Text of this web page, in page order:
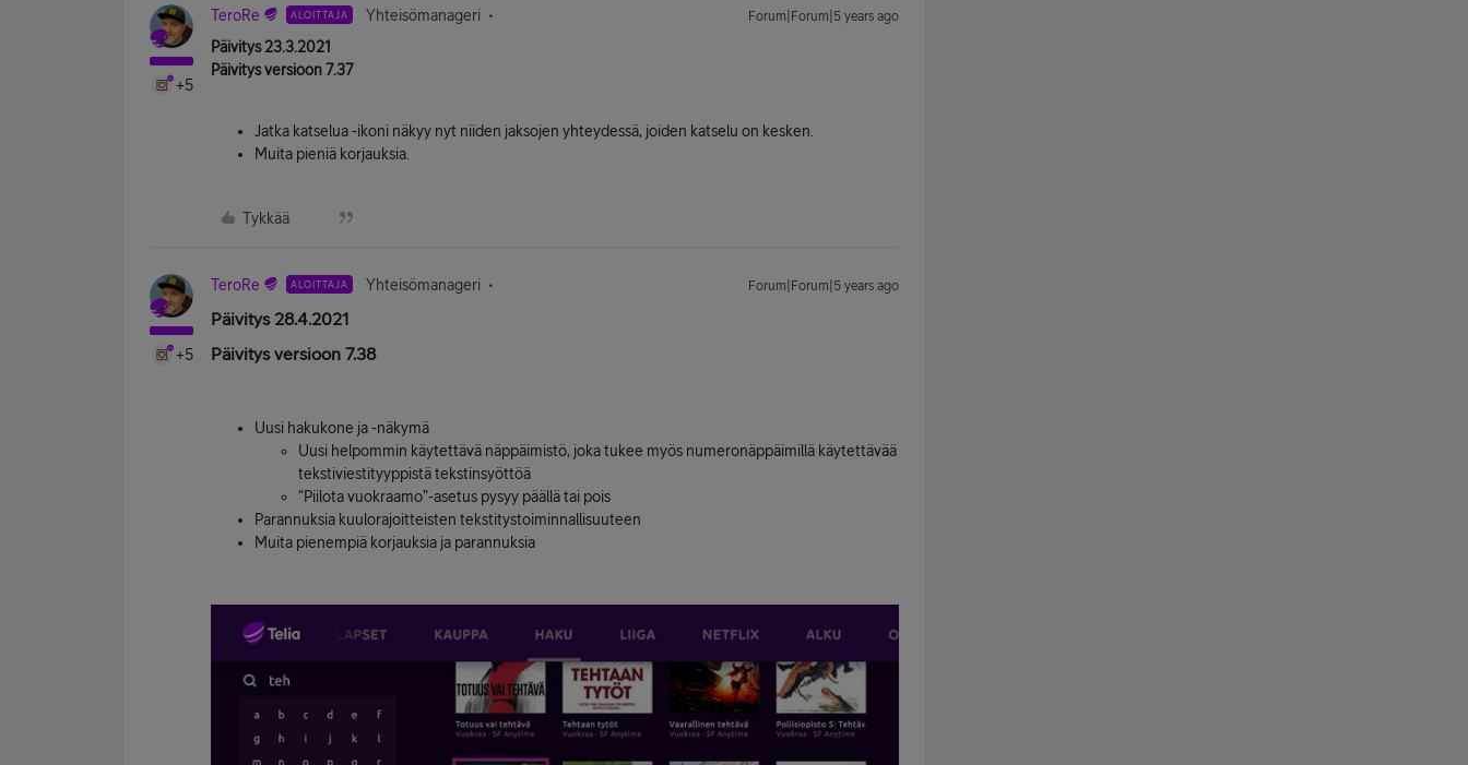
+5
TeroRe ALOITTAJA Yhteisömanageri Forum|Forum|5 years ago
Päivitys 23.3.2021
Päivitys versioon 7.37
Jatka katselua -ikoni näkyy nyt niiden jaksojen yhteydessä, joiden katselu on kesken.
Muita pieniä korjauksia.
Tykkää
+5
TeroRe ALOITTAJA Yhteisömanageri Forum|Forum|5 years ago
Päivitys 28.4.2021
Päivitys versioon 7.38
Uusi hakukone ja -näkymä
Uusi helpommin käytettävä näppäimistö, joka tukee myös numeronäppäimillä käytettävää
tekstiviestityyppistä tekstinsyöttöä
“Piilota vuokraamo”-asetus pysyy päällä tai pois
Parannuksia kuulorajoitteisten tekstitystoiminnallisuuteen
Muita pienempiä korjauksia ja parannuksia